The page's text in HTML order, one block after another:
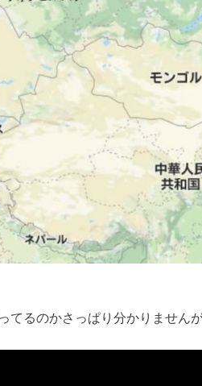
てるのかさっぱり分かりません